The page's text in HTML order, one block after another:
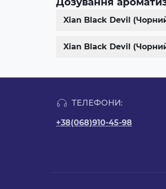
Xian Black Devil
Xian Black Devil
ТЕЛЕФОНИ:
+38(068)910-45-98